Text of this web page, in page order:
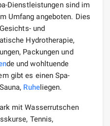
Dienstleistungen sind im
Umfang angeboten. Dies
und
Hydrotherapie,
Packungen und
de und wohltuende
gibt es einen Spa-
Ruheliegen.
mit Wasserrutschen
Tennis,